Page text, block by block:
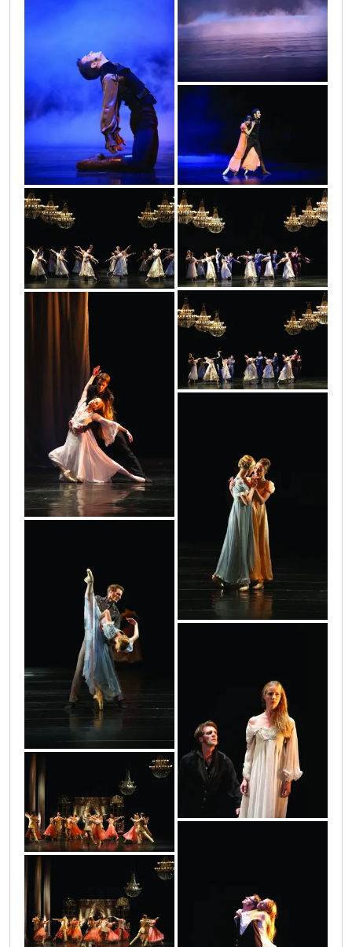
img_1057
img_1095
img_1194
img_0842
img_0857
img_1237
img_0918
img_1218
img_0917